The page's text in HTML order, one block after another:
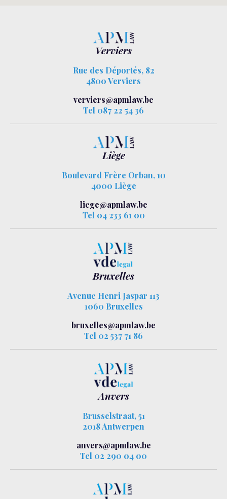
Verviers
Rue des Déportés, 82
4800 Verviers
verviers@apmlaw.be
Tel 087 22 54 36
Liège
Boulevard Frère Orban, 10
4000 Liège
liege@apmlaw.be
Tel 04 233 61 00
Bruxelles
Avenue Henri Jaspar 113
1060 Bruxelles
bruxelles@apmlaw.be
Tel 02 537 71 86
Anvers
Brusselstraat, 51
2018 Antwerpen
anvers@apmlaw.be
Tel 02 290 04 00